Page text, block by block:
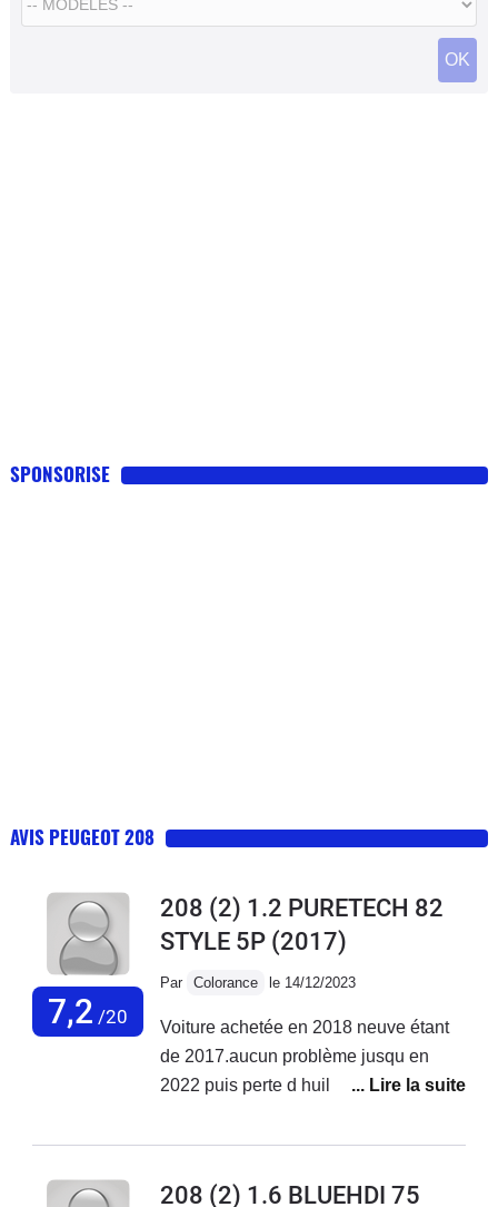
SPONSORISE
AVIS PEUGEOT 208
7,2 /20
208 (2) 1.2 PURETECH 82
STYLE 5P (2017)
Par Colorance le 14/12/2023
Voiture achetée en 2018 neuve étant
de 2017.aucun problème jusqu en
2022 puis perte d huile ++ à en
des pannes 2ooo euros de réparation
euros de réparations voiture non
208 (2) 1.6 BLUEHDI 75